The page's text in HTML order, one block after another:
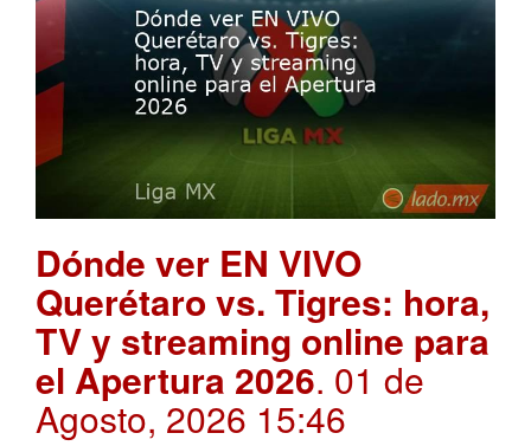
Dónde ver EN VIVO
Querétaro vs. Tigres: hora,
TV y streaming online para
el Apertura 2026. 01 de
Agosto, 2026 15:46